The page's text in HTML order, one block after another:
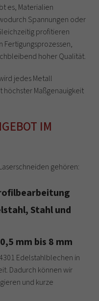
es, Materialien
Spannungen oder
profitieren
Fertigungsprozessen,
hoher Qualität.
jedes Metall
Maßgenauigkeit
IM
gehören:
Stahl und
mm bis 8 mm
Edelstahlblechen in
Dadurch können wir
und kurze